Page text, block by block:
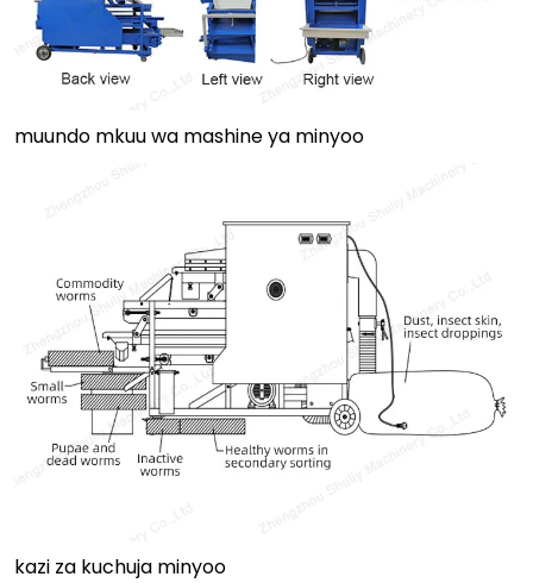
muundo mkuu wa mashine ya minyoo
kazi za kuchuja minyoo